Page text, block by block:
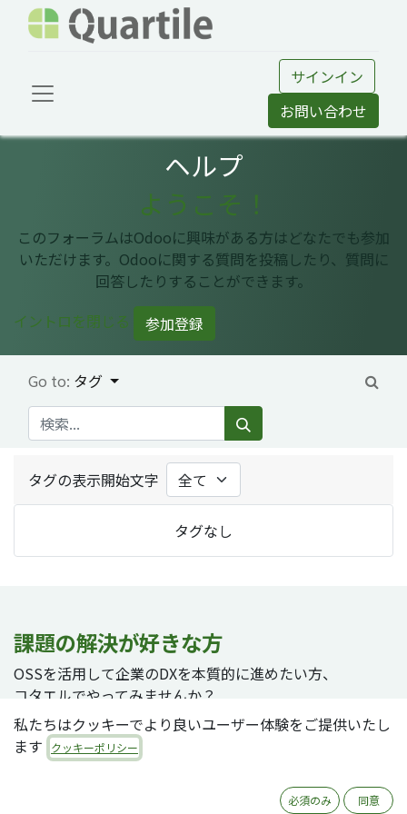
サインイン
お問い合わせ
ヘルプ
ようこそ！
このフォーラムはOdooに興味がある方はどなたでも参加
いただけます。Odooに関する質問を投稿したり、質問に
回答したりすることができます。
イントロを閉じる
参加登録
Go to: タグ
タグの表示開始文字
タグなし
課題の解決が好きな方
OSSを活用して企業のDXを本質的に進めたい方、
コタエルでやってみませんか？
私たちはクッキーでより良いユーザー体験をご提供いたし
ます
クッキーポリシー
必須のみ 同意